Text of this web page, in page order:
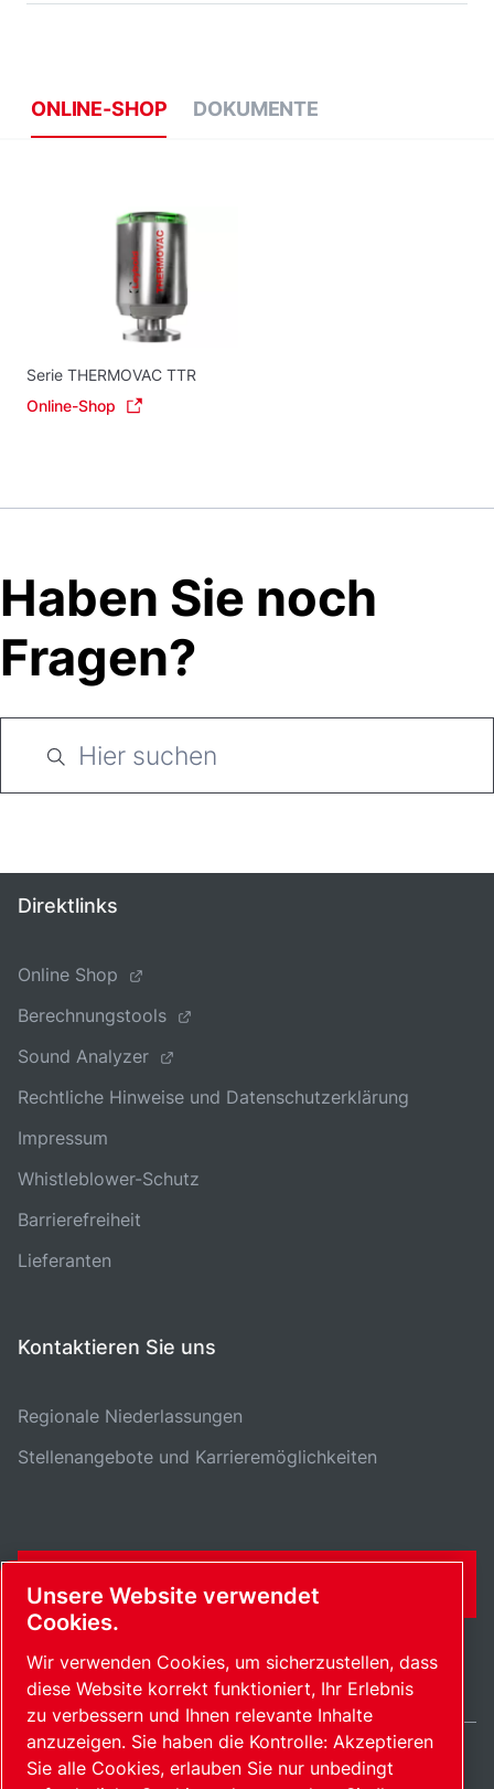
ONLINE-SHOP DOKUMENTE
Serie THERMOVAC TTR
Online-Shop
Haben Sie noch
Fragen?
Direktlinks
Online Shop
Berechnungstools
Sound Analyzer
Rechtliche Hinweise und Datenschutzerklärung
Impressum
Whistleblower-Schutz
Barrierefreiheit
Lieferanten
Kontaktieren Sie uns
Regionale Niederlassungen
Stellenangebote und Karrieremöglichkeiten
KONTAKTFORMULAR
Switzerland / DE
Unsere Website verwendet
Cookies.
Wir verwenden Cookies, um sicherzustellen, dass
diese Website korrekt funktioniert, Ihr Erlebnis
zu verbessern und Ihnen relevante Inhalte
anzuzeigen. Sie haben die Kontrolle: Akzeptieren
Sie alle Cookies, erlauben Sie nur unbedingt